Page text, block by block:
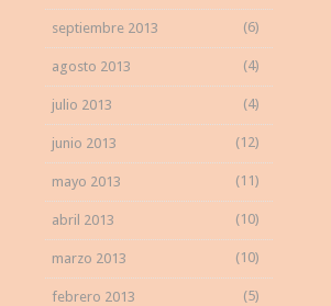
septiembre 2013 (6)
agosto 2013 (4)
julio 2013 (4)
junio 2013 (12)
mayo 2013 (11)
abril 2013 (10)
marzo 2013 (10)
febrero 2013 (5)